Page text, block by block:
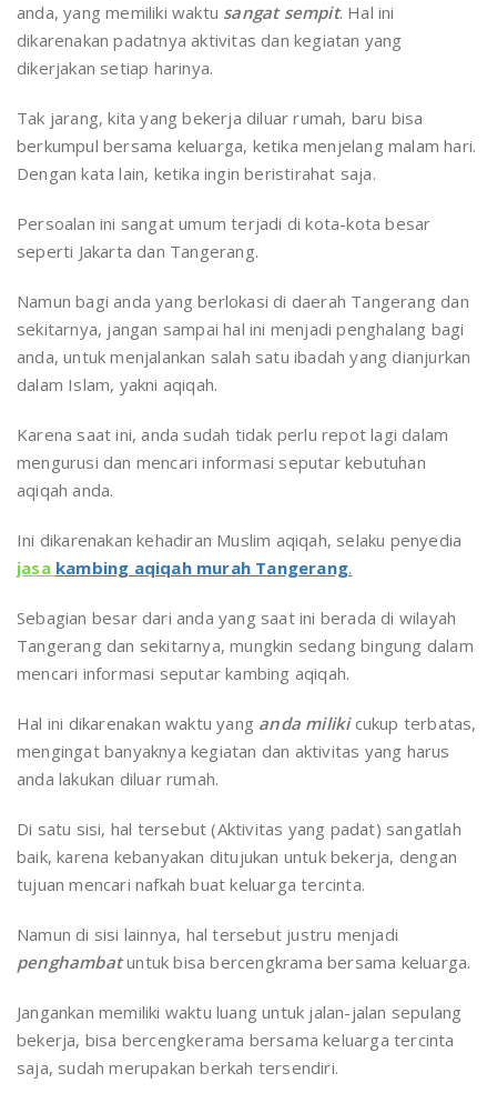
anda, yang memiliki waktu sangat sempit. Hal ini
dikarenakan padatnya aktivitas dan kegiatan yang
dikerjakan setiap harinya.
Tak jarang, kita yang bekerja diluar rumah, baru bisa
berkumpul bersama keluarga, ketika menjelang malam hari.
Dengan kata lain, ketika ingin beristirahat saja.
Persoalan ini sangat umum terjadi di kota-kota besar
seperti Jakarta dan Tangerang.
Namun bagi anda yang berlokasi di daerah Tangerang dan
sekitarnya, jangan sampai hal ini menjadi penghalang bagi
anda, untuk menjalankan salah satu ibadah yang dianjurkan
dalam Islam, yakni aqiqah.
Karena saat ini, anda sudah tidak perlu repot lagi dalam
mengurusi dan mencari informasi seputar kebutuhan
aqiqah anda.
Ini dikarenakan kehadiran Muslim aqiqah, selaku penyedia
jasa kambing aqiqah murah Tangerang.
Sebagian besar dari anda yang saat ini berada di wilayah
Tangerang dan sekitarnya, mungkin sedang bingung dalam
mencari informasi seputar kambing aqiqah.
Hal ini dikarenakan waktu yang anda milikicukup terbatas,
mengingat banyaknya kegiatan dan aktivitas yang harus
anda lakukan diluar rumah.
Di satu sisi, hal tersebut (Aktivitas yang padat) sangatlah
baik, karena kebanyakan ditujukan untuk bekerja, dengan
tujuan mencari nafkah buat keluarga tercinta.
Namun di sisi lainnya, hal tersebut justru menjadi
penghambatuntuk bisa bercengkrama bersama keluarga.
Jangankan memiliki waktu luang untuk jalan-jalan sepulang
bekerja, bisa bercengkerama bersama keluarga tercinta
saja, sudah merupakan berkah tersendiri.